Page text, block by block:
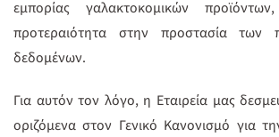
εμπορίας γαλακτοκομικών
προτεραιότητα στην προστασία των
δεδομένων.
Για αυτόν τον λόγο, η Εταιρεία μας
οριζόμενα στον Γενικό Κανονισμό για